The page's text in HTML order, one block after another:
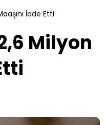
İade Etti
Milyon